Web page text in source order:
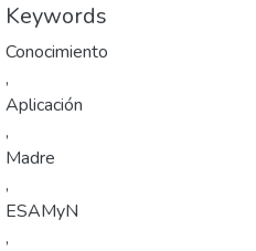
Keywords
Conocimiento
,
Aplicación
,
Madre
,
ESAMyN
,